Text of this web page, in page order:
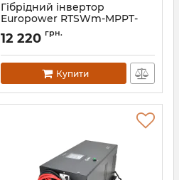
Гiбрiдний інвертор
Europower RTSWm-MPPT-
Артикул: 12662
12 220 грн.
Купити